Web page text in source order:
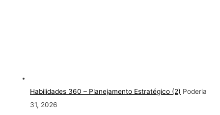
Habilidades 360 – Planejamento Estratégico (2) Poderia
31, 2026